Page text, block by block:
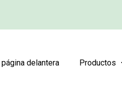
página delantera Productos